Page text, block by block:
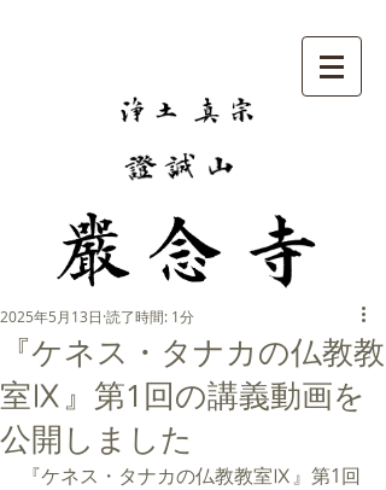
『ケネス・タナカの仏教教
室Ⅸ』第1回の講義動画を
公開しました
2025年5月13日 読了時間: 1分
『ケネス・タナカの仏教教室Ⅸ』第1回